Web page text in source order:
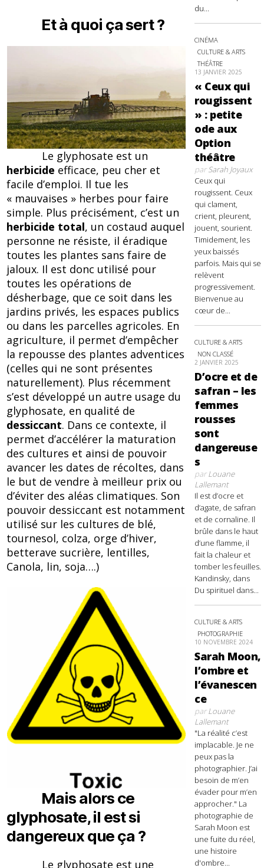
Et à quoi ça sert ?
Le glyphosate est un
herbicide efficace, peu cher et
facile d’emploi. Il tue les
« mauvaises » herbes pour faire
simple. Plus précisément, c’est un
herbicide total, un costaud auquel
personne ne résiste, il éradique
toutes les plantes sans faire de
jaloux. Il est donc utilisé pour
toutes les opérations de
désherbage, que ce soit dans les
jardins privés, les espaces publics
ou dans les parcelles agricoles. En
agriculture, il permet d’empêcher
la repousse des plantes adventices
(celles qui ne sont présentes
naturellement). Plus récemment
s’est développé un autre usage du
glyphosate, en qualité de
dessiccant. Dans ce contexte, il
permet d’accélérer la maturation
des cultures et ainsi de pouvoir
avancer les dates de récoltes, dans
le but de vendre à meilleur prix ou
d’éviter des aléas climatiques. Son
pouvoir dessiccant est notamment
utilisé sur les cultures de blé,
tournesol, colza, orge d’hiver,
betterave sucrière, lentilles,
Canola, lin, soja….)
Mais alors ce
glyphosate, il est si
dangereux que ça ?
Le glyphosate est une
du...
CINÉMA
CULTURE & ARTS
THÉÂTRE
13 JANVIER 2025
« Ceux qui
rougissent
» : petite
ode aux
Option
théâtre
parSarah Joyaux
Ceux qui
rougissent. Ceux
qui clament,
crient, pleurent,
jouent, sourient.
Timidement, les
yeux baissés
parfois. Mais qui se
relèvent
progressivement.
Bienvenue au
cœur de...
CULTURE & ARTS
NON CLASSÉ
2 JANVIER 2025
D’ocre et de
safran – les
femmes
rousses
sont
dangereuse
s
parLouane
Lallemant
Il est d’ocre et
d’agate, de safran
et de cornaline. Il
brûle dans le haut
d’une flamme, il
fait la chaleur et
tomber les feuilles.
Kandinsky, dans
Du spirituel dans...
CULTURE & ARTS
PHOTOGRAPHIE
10 NOVEMBRE 2024
Sarah Moon,
l’ombre et
l’évanescen
ce
parLouane
Lallemant
"La réalité c’est
implacable. Je ne
peux pas la
photographier. J’ai
besoin de m’en
évader pour m’en
approcher." La
photographie de
Sarah Moon est
une fuite du réel,
une histoire
d'ombre...